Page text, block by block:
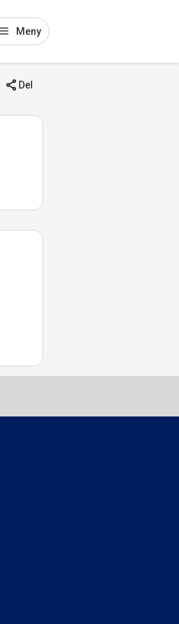
Meny
Del